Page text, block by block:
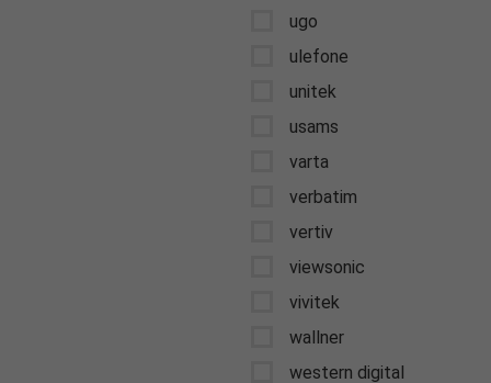
ugo
ulefone
unitek
usams
varta
verbatim
vertiv
viewsonic
vivitek
wallner
western digital